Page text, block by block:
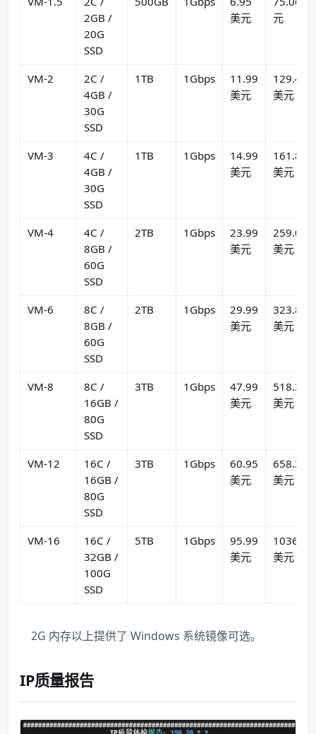
2GB /
20G
SSD
美元
元
VM-2
2C /
4GB /
30G
SSD
1TB 1Gbps
11.99
美元
129.49
美元
VM-3
4C /
4GB /
30G
SSD
1TB 1Gbps
14.99
美元
161.89
美元
VM-4
4C /
8GB /
60G
SSD
2TB 1Gbps
23.99
美元
259.09
美元
VM-6
8C /
8GB /
60G
SSD
2TB 1Gbps
29.99
美元
323.89
美元
VM-8
8C /
16GB /
80G
SSD
3TB 1Gbps
47.99
美元
518.29
美元
VM-12
16C /
16GB /
80G
SSD
3TB 1Gbps
60.95
美元
658.26
美元
VM-16
16C /
32GB /
100G
SSD
5TB 1Gbps
95.99
美元
1036.69
美元
2G 内存以上提供了 Windows 系统镜像可选。
IP质量报告